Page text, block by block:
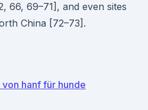
66, 69–71], and even sites
China [72–73].
hanf für hunde